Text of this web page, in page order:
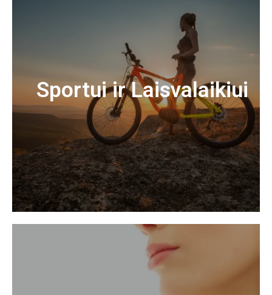
Sportui ir Laisvalaikiui